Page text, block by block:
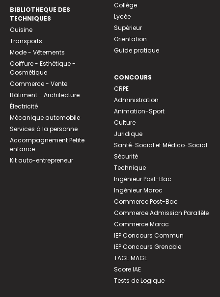
BIBLIOTHEQUE DES
TECHNIQUES
Cuisine
Transports
Mode - Vêtements
Coiffure - Esthétique -
Cosmétique
Commerce - Vente
Bâtiment - Architecture
Électricité
Mécanique automobile
Services à la personne
Accompagnement Petite
enfance
Kit auto-entrepreneur
Collège
Lycée
Supérieur
Orientation
Guide pratique
CONCOURS
CRPE
Administration
Animation-Sport
Culture
Juridique
Santé-Social et Médico-Social
Sécurité
Technique
Ingénieur Post-Bac
Ingénieur Maroc
Commerce Post-Bac
Commerce Admission Parallèle
Commerce Maroc
IEP Concours Commun
IEP Concours Grenoble
TAGE MAGE
Score IAE
Tests de Logique